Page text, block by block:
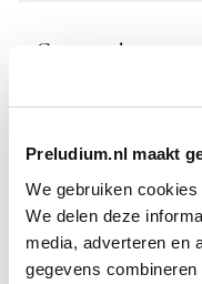
Preludium.nl maakt
We gebruiken
We delen deze
media, adverteren en
gegevens
Geen resultaten